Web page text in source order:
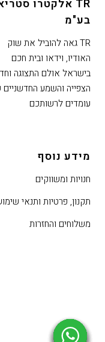
ללחוץ
אנטר
לדלג
לאזור
הבא
TR אלקטרו סטריאו
בע"מ
TR גאה להוביל את שוק
האודיו, וידאו ובית חכם
עומדים לרשותכם
מידע נוסף
חנויות ומשווקים